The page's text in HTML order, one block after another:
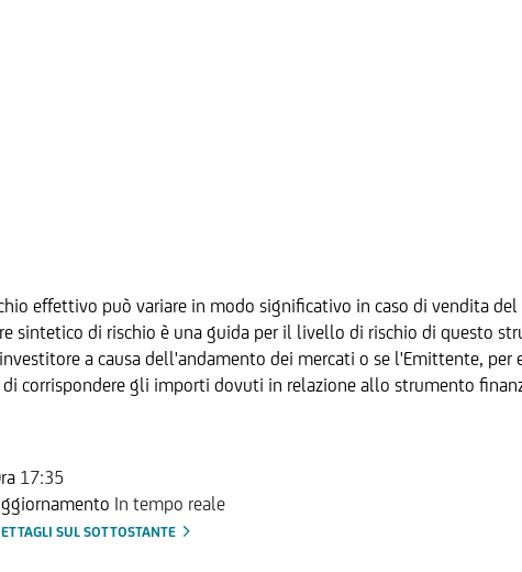
effettivo può variare in modo significativo in caso di vendita
di rischio è una guida per il livello di rischio di questo
a causa dell'andamento dei mercati o se l'Emittente, per
corrispondere gli importi dovuti in relazione allo strumento
17:35
In tempo reale
SUL SOTTOSTANTE